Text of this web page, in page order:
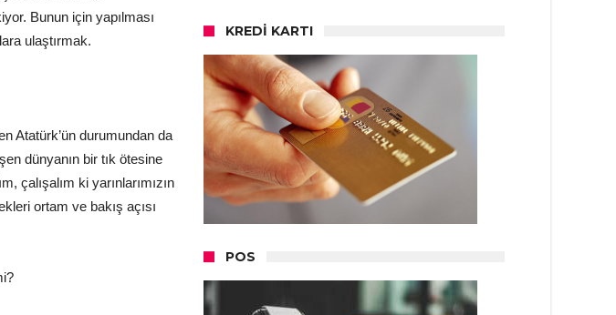
Bunun için yapılması
ulaştırmak.
Atatürk’ün durumundan da
dünyanın bir tık ötesine
çalışalım ki yarınlarımızın
ortam ve bakış açısı
KREDI KARTI
POS